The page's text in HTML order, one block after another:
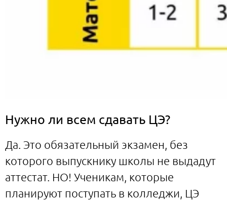
Нужно ли всем сдавать ЦЭ?
Да. Это обязательный экзамен, без
которого выпускнику школы не выдадут
аттестат. НО! Ученикам, которые
планируют поступать в колледжи, ЦЭ